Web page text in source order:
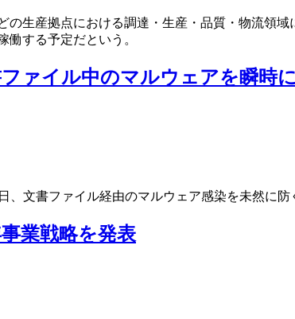
の生産拠点における調達・生産・品質・物流領
働する予定だという。
ァイル中のマルウェアを瞬時
、文書ファイル経由のマルウェア感染を未然に
業戦略を発表